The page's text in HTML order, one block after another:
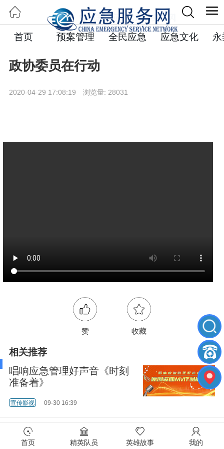
首页 预案管理 全民应急 应急文化
政协委员在行动
2020-04-29 17:08:19 浏览量: 28031
赞 收藏
相关推荐
唱响应急管理好声音《时刻
准备着》
宣传影视 09-30 16:39
唐山大地震
首页 精英队员 英雄故事 我的